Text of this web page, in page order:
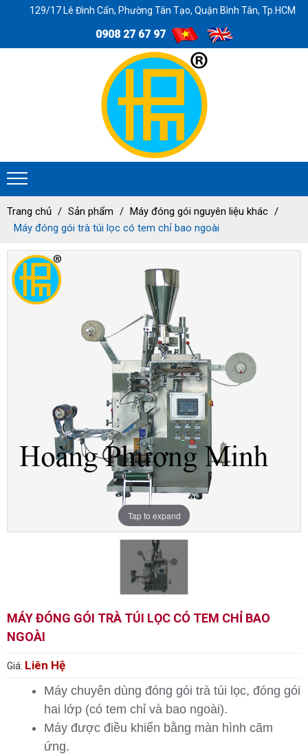
129/17 Lê Đình Cẩn, Phường Tân Tạo, Quận Bình Tân, Tp.HCM
0908 27 67 97
Trang chủ Sản phẩm
Máy đóng gói nguyên liệu khác
Máy đóng gói trà túi lọc có tem chỉ bao ngoài
Tap to expand
MÁY ĐÓNG GÓI TRÀ TÚI LỌC CÓ TEM CHỈ BAO
NGOÀI
Giá: Liên Hệ
Máy chuyên dùng đóng gói trà túi lọc, đóng gói
hai lớp (có tem chỉ và bao ngoài).
Máy được điều khiển bằng màn hình cãm
ứng.